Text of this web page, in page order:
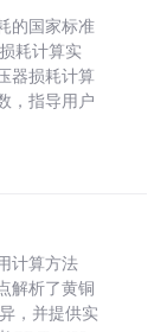
的国家标准
耗计算实
器损耗计算
，指导用户
计算方法
解析了黄铜
，并提供实